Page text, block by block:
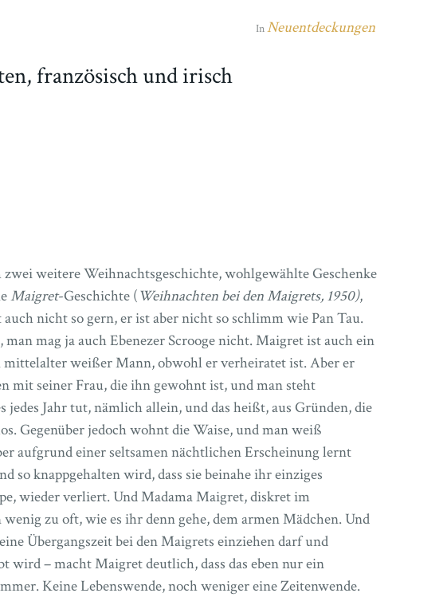
InNeuentdeckungen
französisch und irisch
weitere Weihnachtsgeschichte, wohlgewählte Geschenke
Maigret-Geschichte (Weihnachten bei den Maigrets, 1950),
nicht so gern, er ist aber nicht so schlimm wie Pan Tau.
mag ja auch Ebenezer Scrooge nicht. Maigret ist auch ein
weißer Mann, obwohl er verheiratet ist. Aber er
mit seiner Frau, die ihn gewohnt ist, und man steht
Jahr tut, nämlich allein, und das heißt, aus Gründen, die
Gegenüber jedoch wohnt die Waise, und man weiß
aufgrund einer seltsamen nächtlichen Erscheinung lernt
so knappgehalten wird, dass sie beinahe ihr einziges
wieder verliert. Und Madama Maigret, diskret im
zu oft, wie es ihr denn gehe, dem armen Mädchen. Und
Übergangszeit bei den Maigrets einziehen darf und
wird – macht Maigret deutlich, dass das eben nur ein
Keine Lebenswende, noch weniger eine Zeitenwende.